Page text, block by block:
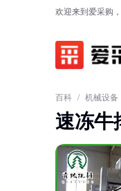
欢迎来到爱采购
百科 / 机械设备
速冻牛